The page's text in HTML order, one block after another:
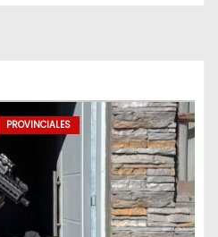
PROVINCIALES